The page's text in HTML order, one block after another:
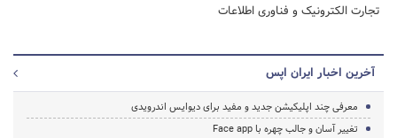
تجارت الکترونیک و فناوری اطلاعات
آخرین اخبار ایران اپس
معرفی چند اپلیکیشن جدید و مفید برای دیوایس اندرویدی
تغییر آسان و جالب چهره با Face app